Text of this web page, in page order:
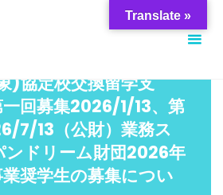
)協定校交換留学支
回募集2026/1/13、第
7/13（公財）業務ス
ンドリーム財団2026年
奨学生の募集につい
Translate »